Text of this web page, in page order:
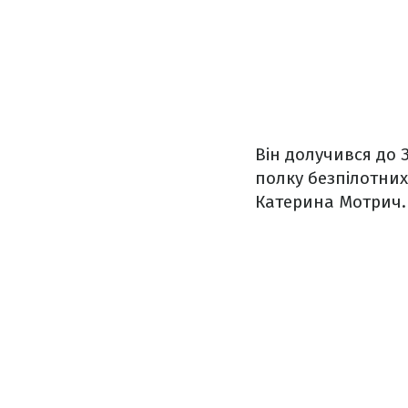
Він долучився до
полку
Катерина Мотрич.